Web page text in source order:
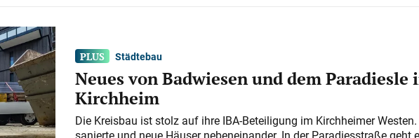
Städtebau
Neues von Badwiesen und dem Paradiesle
Kirchheim
Die Kreisbau ist stolz auf ihre IBA-Beteiligung im Kirchheimer